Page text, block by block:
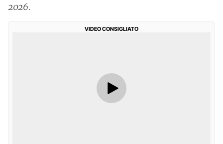
2026.
VIDEO CONSIGLIATO